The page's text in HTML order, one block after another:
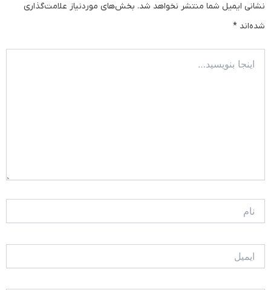
نشانی ایمیل شما منتشر نخواهد شد. بخش‌های موردنیاز علامت‌گذاری
شده‌اند *
بنویسید…